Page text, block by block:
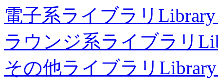
電子系ライブラリ
ラウンジ系ライブラリ
その他ライブラリ